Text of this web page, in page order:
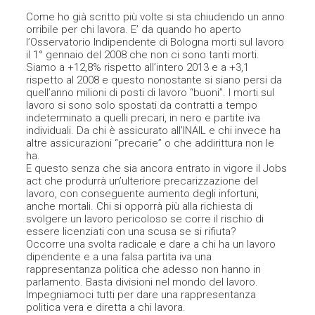
Come ho già scritto più volte si sta chiudendo un anno
orribile per chi lavora. E’ da quando ho aperto
l’Osservatorio Indipendente di Bologna morti sul lavoro
il 1° gennaio del 2008 che non ci sono tanti morti.
Siamo a +12,8% rispetto all’intero 2013 e a +3,1
rispetto al 2008 e questo nonostante si siano persi da
quell’anno milioni di posti di lavoro “buoni”. I morti sul
lavoro si sono solo spostati da contratti a tempo
indeterminato a quelli precari, in nero e partite iva
individuali. Da chi è assicurato all’INAIL e chi invece ha
altre assicurazioni “precarie” o che addirittura non le
ha.
E questo senza che sia ancora entrato in vigore il Jobs
act che produrrà un’ulteriore precarizzazione del
lavoro, con conseguente aumento degli infortuni,
anche mortali. Chi si opporrà più alla richiesta di
svolgere un lavoro pericoloso se corre il rischio di
essere licenziati con una scusa se si rifiuta?
Occorre una svolta radicale e dare a chi ha un lavoro
dipendente e a una falsa partita iva una
rappresentanza politica che adesso non hanno in
parlamento. Basta divisioni nel mondo del lavoro.
Impegniamoci tutti per dare una rappresentanza
politica vera e diretta a chi lavora.